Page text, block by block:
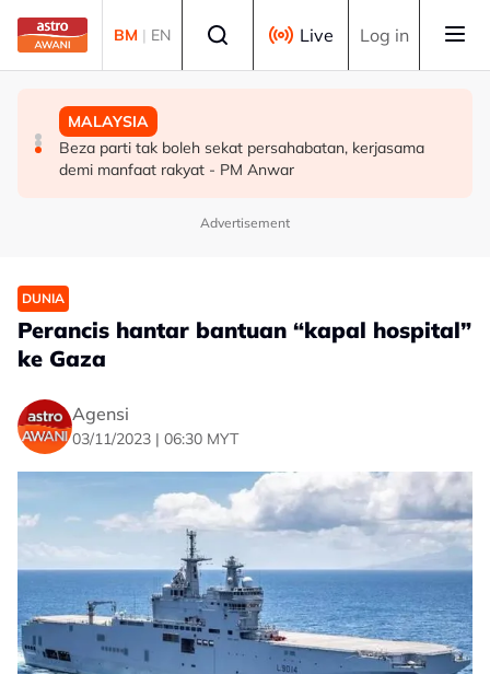
Skip to main content
BM | EN Live Log in
MALAYSIA
Pengacara, ahli perniagaan ditahan bantu siasatan
audio siar sentuh isu sensitiviti agama
DUNIA
PM Thailand arah undang-undang senjata api diperketat
selepas insiden tembakan di sekolah
MALAYSIA
Beza parti tak boleh sekat persahabatan, kerjasama
demi manfaat rakyat - PM Anwar
Advertisement
DUNIA
Perancis hantar bantuan “kapal hospital”
ke Gaza
Agensi
03/11/2023 | 06:30 MYT